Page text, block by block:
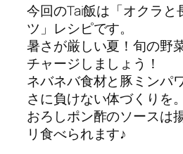
今回のTai飯は「オクラと
ツ」レシピです。
暑さが厳しい夏！旬の野
チャージしましょう！
ネバネバ食材と豚ミンパ
さに負けない体づくりを。
おろしポン酢のソースは
リ食べられます♪